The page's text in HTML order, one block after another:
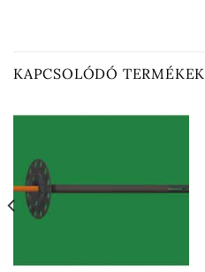
KAPCSOLÓDÓ TERMÉKEK